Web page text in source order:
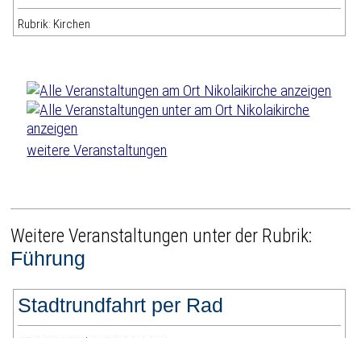
Rubrik: Kirchen
weitere Veranstaltungen
Weitere Veranstaltungen unter der Rubrik:
Führung
Stadtrundfahrt per Rad